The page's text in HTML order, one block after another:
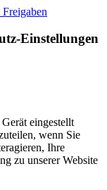
Einstellungen
eingestellt
wenn Sie
Ihre
zu unserer Website